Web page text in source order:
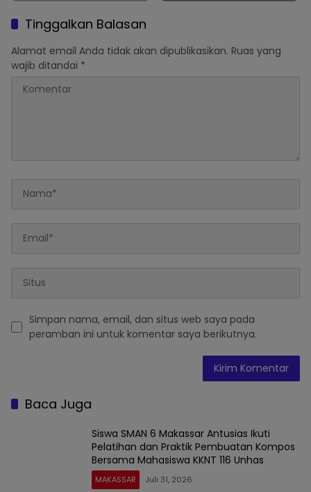
Tinggalkan Balasan
Alamat email Anda tidak akan dipublikasikan. Ruas yang
wajib ditandai *
Simpan nama, email, dan situs web saya pada
peramban ini untuk komentar saya berikutnya.
Baca Juga
Siswa SMAN 6 Makassar Antusias Ikuti
Pelatihan dan Praktik Pembuatan Kompos
Bersama Mahasiswa KKNT 116 Unhas
MAKASSAR Juli 31, 2026